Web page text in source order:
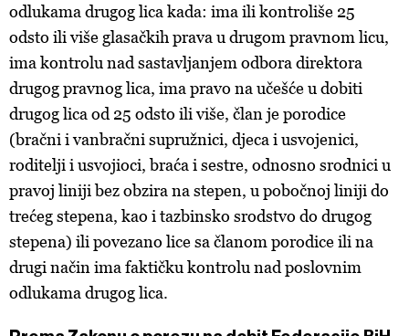
odlukama drugog lica kada: ima ili kontroliše 25
odsto ili više glasačkih prava u drugom pravnom licu,
ima kontrolu nad sastavljanjem odbora direktora
drugog pravnog lica, ima pravo na učešće u dobiti
drugog lica od 25 odsto ili više, član je porodice
(bračni i vanbračni supružnici, djeca i usvojenici,
roditelji i usvojioci, braća i sestre, odnosno srodnici u
pravoj liniji bez obzira na stepen, u pobočnoj liniji do
trećeg stepena, kao i tazbinsko srodstvo do drugog
stepena) ili povezano lice sa članom porodice ili na
drugi način ima faktičku kontrolu nad poslovnim
odlukama drugog lica.